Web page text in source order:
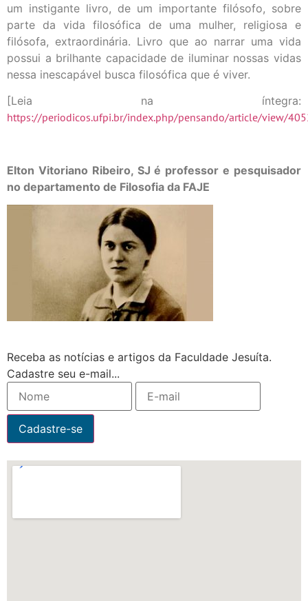
um instigante livro, de um importante filósofo, sobre
parte da vida filosófica de uma mulher, religiosa e
filósofa, extraordinária. Livro que ao narrar uma vida
possui a brilhante capacidade de iluminar nossas vidas
nessa inescapável busca filosófica que é viver.
[Leia na íntegra:
https://periodicos.ufpi.br/index.php/pensando/article/view/
Elton Vitoriano Ribeiro, SJ é professor e pesquisador
no departamento de Filosofia da FAJE
Receba as notícias e artigos da Faculdade Jesuíta.
Cadastre seu e-mail...